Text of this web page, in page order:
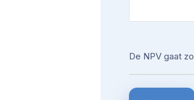
De NPV gaat